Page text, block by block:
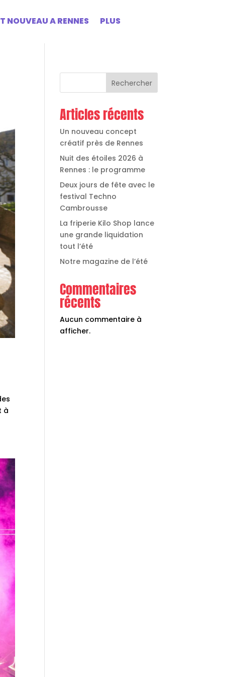
NOUVEAU A RENNES PLUS
à
Rechercher
Articles récents
Un nouveau concept
créatif près de Rennes
Nuit des étoiles 2026 à
Rennes : le programme
Deux jours de fête avec le
festival Techno
Cambrousse
La friperie Kilo Shop lance
une grande liquidation
tout l’été
Notre magazine de l’été
Commentaires
récents
Aucun commentaire à
afficher.